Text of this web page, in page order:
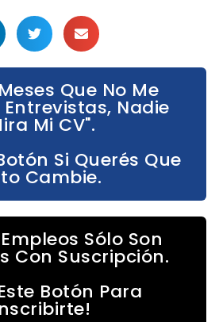
Que No Me
Nadie
Mi CV".
Si Querés Que
Cambie.
Sólo Son
Con Suscripción.
Botón Para